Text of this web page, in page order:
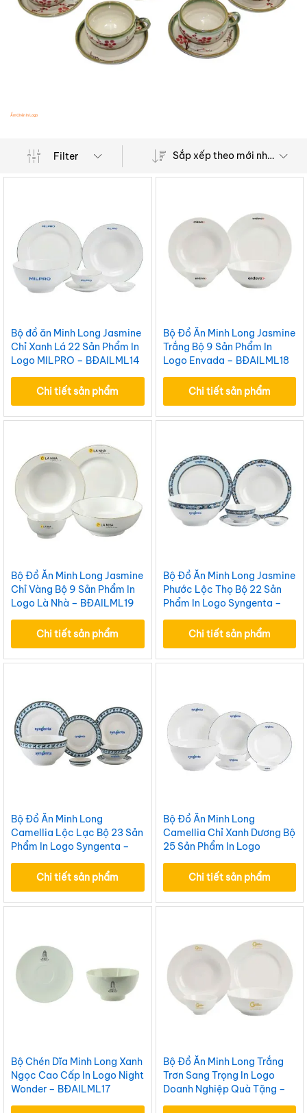
Ấm Chén In Logo
Filter Sắp xếp theo mới nhất
Bộ đồ ăn Minh Long Jasmine
Chỉ Xanh Lá 22 Sản Phẩm In
Logo MILPRO – BĐAILML14
Chi tiết sản phẩm
Bộ Đồ Ăn Minh Long Jasmine
Trắng Bộ 9 Sản Phẩm In
Logo Envada – BĐAILML18
Chi tiết sản phẩm
Bộ Đồ Ăn Minh Long Jasmine
Chỉ Vàng Bộ 9 Sản Phẩm In
Logo Là Nhà – BĐAILML19
Chi tiết sản phẩm
Bộ Đồ Ăn Minh Long Jasmine
Phước Lộc Thọ Bộ 22 Sản
Phẩm In Logo Syngenta –
BĐAILML23
Chi tiết sản phẩm
Bộ Đồ Ăn Minh Long
Camellia Lộc Lạc Bộ 23 Sản
Phẩm In Logo Syngenta –
Chi tiết sản phẩm
Bộ Đồ Ăn Minh Long
Camellia Chỉ Xanh Dương Bộ
25 Sản Phẩm In Logo
Chi tiết sản phẩm
Bộ Chén Dĩa Minh Long Xanh
Ngọc Cao Cấp In Logo Night
Wonder – BĐAILML17
Bộ Đồ Ăn Minh Long Trắng
Trơn Sang Trọng In Logo
Doanh Nghiệp Quà Tặng –
BĐAILML16